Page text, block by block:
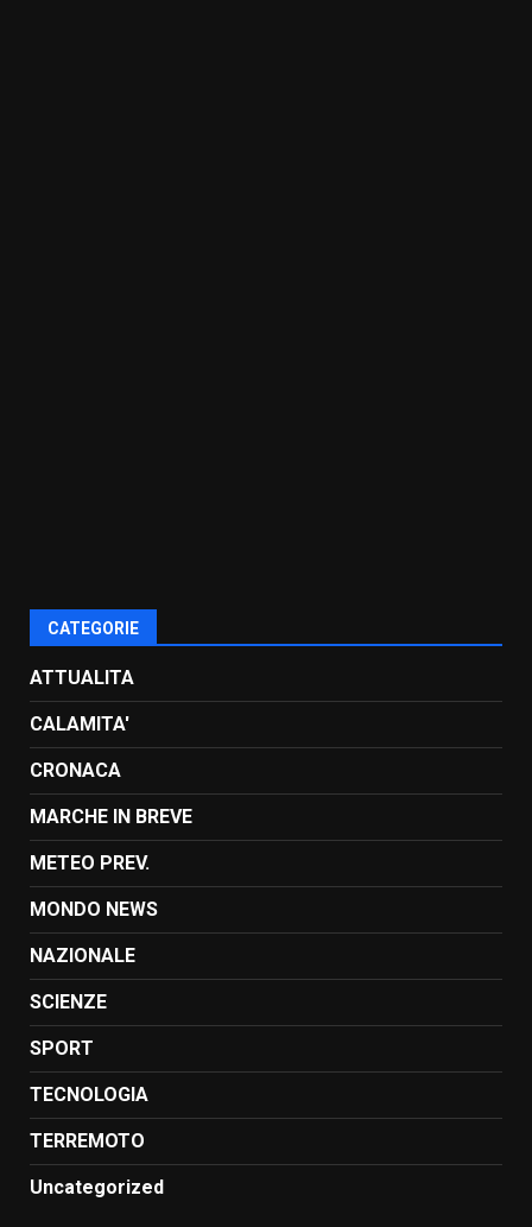
CATEGORIE
ATTUALITA
CALAMITA'
CRONACA
MARCHE IN BREVE
METEO PREV.
MONDO NEWS
NAZIONALE
SCIENZE
SPORT
TECNOLOGIA
TERREMOTO
Uncategorized